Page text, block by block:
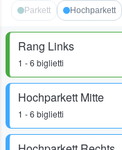
Parkett Hochparkett
Rang Links
1 - 6 biglietti
Hochparkett Mitte
1 - 6 biglietti